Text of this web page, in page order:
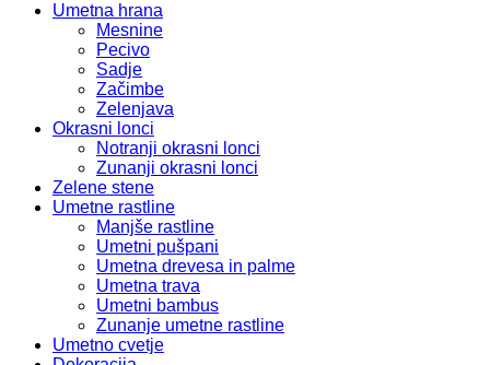
Umetna hrana
Mesnine
Pecivo
Sadje
Začimbe
Zelenjava
Okrasni lonci
Notranji okrasni lonci
Zunanji okrasni lonci
Zelene stene
Umetne rastline
Manjše rastline
Umetni pušpani
Umetna drevesa in palme
Umetna trava
Umetni bambus
Zunanje umetne rastline
Umetno cvetje